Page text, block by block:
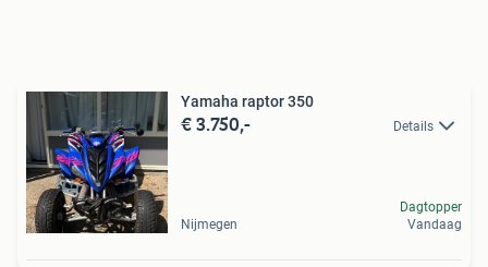
Yamaha raptor 350
€ 3.750,- Details
Nijmegen
Dagtopper
Vandaag